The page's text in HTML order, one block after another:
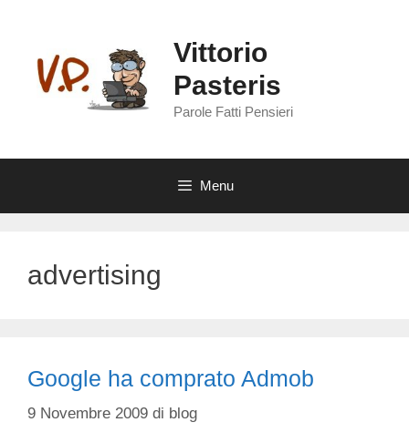
contenuto
Vittorio
Pasteris
Parole Fatti Pensieri
Menu
advertising
Google ha comprato Admob
9 Novembre 2009 di blog